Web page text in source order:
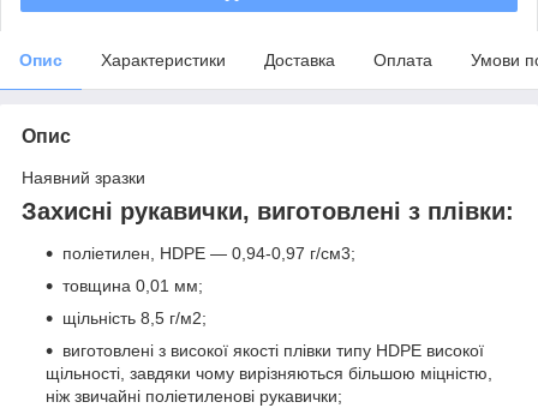
Опис Характеристики Доставка Оплата Умови
Опис
Наявний зразки
Захисні рукавички, виготовлені з плівки:
поліетилен, HDPE — 0,94-0,97 г/см3;
товщина 0,01 мм;
щільність 8,5 г/м2;
виготовлені з високої якості плівки типу HDPE високої
щільності, завдяки чому вирізняються більшою міцністю,
ніж звичайні поліетиленові рукавички;